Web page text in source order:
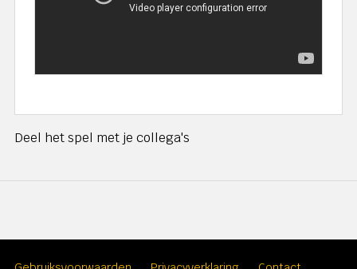
Deel het spel met je collega's